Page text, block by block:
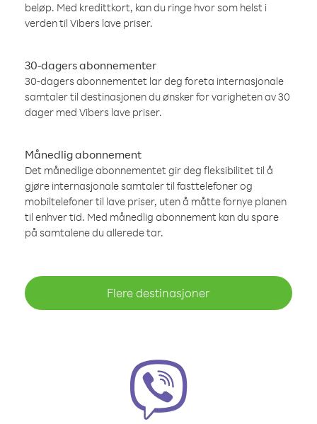
beløp. Med kredittkort, kan du ringe hvor som helst i
verden til Vibers lave priser.
30-dagers abonnementer
30-dagers abonnementet lar deg foreta internasjonale
samtaler til destinasjonen du ønsker for varigheten av 30
dager med Vibers lave priser.
Månedlig abonnement
Det månedlige abonnementet gir deg fleksibilitet til å
gjøre internasjonale samtaler til fasttelefoner og
mobiltelefoner til lave priser, uten å måtte fornye planen
til enhver tid. Med månedlig abonnement kan du spare
på samtalene du allerede tar.
Flere destinasjoner